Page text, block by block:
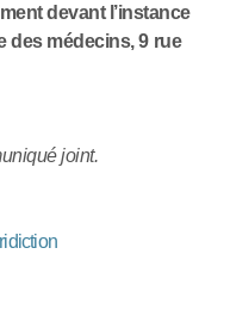
devant l’instance
des médecins, 9 rue
joint.